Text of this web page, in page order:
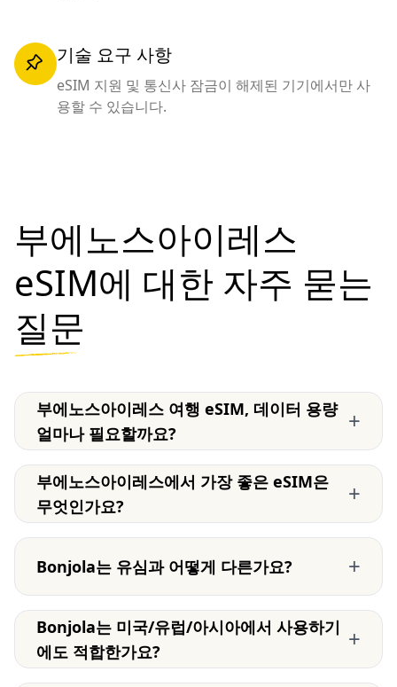
기술 요구 사항
eSIM 지원 및 통신사 잠금이 해제된 기기에서만 사
용할 수 있습니다.
부에노스아이레스
eSIM에 대한 자주 묻는
질문
부에노스아이레스 여행 eSIM, 데이터 용량
얼마나 필요할까요?
+
부에노스아이레스에서 가장 좋은 eSIM은
무엇인가요?
+
Bonjola는 유심과 어떻게 다른가요? +
Bonjola는 미국/유럽/아시아에서 사용하기
에도 적합한가요?
+